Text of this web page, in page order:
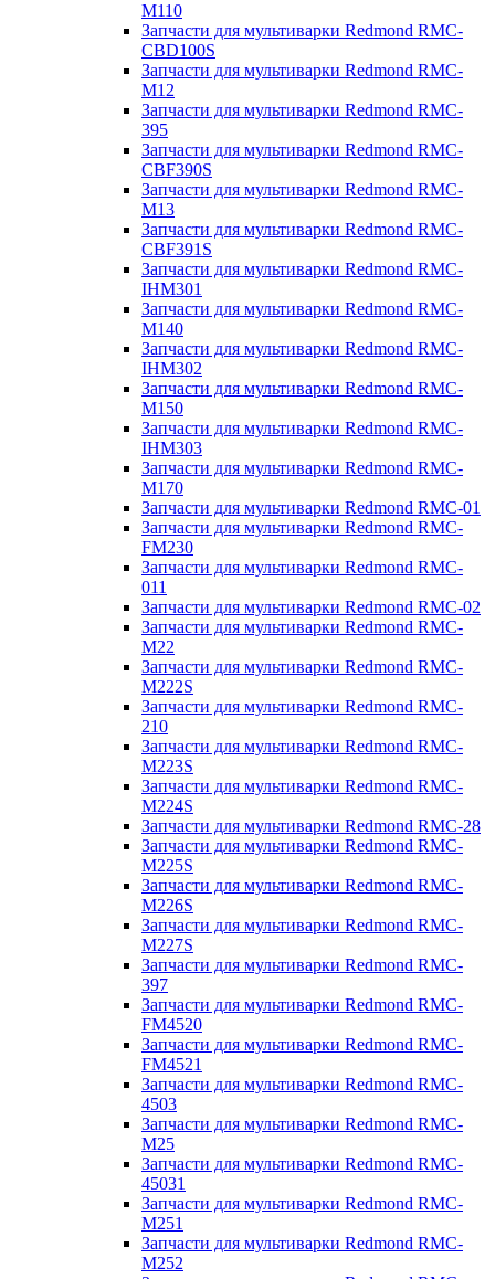
M110
Запчасти для мультиварки Redmond RMC-
CBD100S
Запчасти для мультиварки Redmond RMC-
M12
Запчасти для мультиварки Redmond RMC-
395
Запчасти для мультиварки Redmond RMC-
CBF390S
Запчасти для мультиварки Redmond RMC-
M13
Запчасти для мультиварки Redmond RMC-
CBF391S
Запчасти для мультиварки Redmond RMC-
IHM301
Запчасти для мультиварки Redmond RMC-
M140
Запчасти для мультиварки Redmond RMC-
IHM302
Запчасти для мультиварки Redmond RMC-
M150
Запчасти для мультиварки Redmond RMC-
IHM303
Запчасти для мультиварки Redmond RMC-
M170
Запчасти для мультиварки Redmond RMC-01
Запчасти для мультиварки Redmond RMC-
FM230
Запчасти для мультиварки Redmond RMC-
011
Запчасти для мультиварки Redmond RMC-02
Запчасти для мультиварки Redmond RMC-
M22
Запчасти для мультиварки Redmond RMC-
M222S
Запчасти для мультиварки Redmond RMC-
210
Запчасти для мультиварки Redmond RMC-
M223S
Запчасти для мультиварки Redmond RMC-
M224S
Запчасти для мультиварки Redmond RMC-28
Запчасти для мультиварки Redmond RMC-
M225S
Запчасти для мультиварки Redmond RMC-
M226S
Запчасти для мультиварки Redmond RMC-
M227S
Запчасти для мультиварки Redmond RMC-
397
Запчасти для мультиварки Redmond RMC-
FM4520
Запчасти для мультиварки Redmond RMC-
FM4521
Запчасти для мультиварки Redmond RMC-
4503
Запчасти для мультиварки Redmond RMC-
M25
Запчасти для мультиварки Redmond RMC-
45031
Запчасти для мультиварки Redmond RMC-
M251
Запчасти для мультиварки Redmond RMC-
M252